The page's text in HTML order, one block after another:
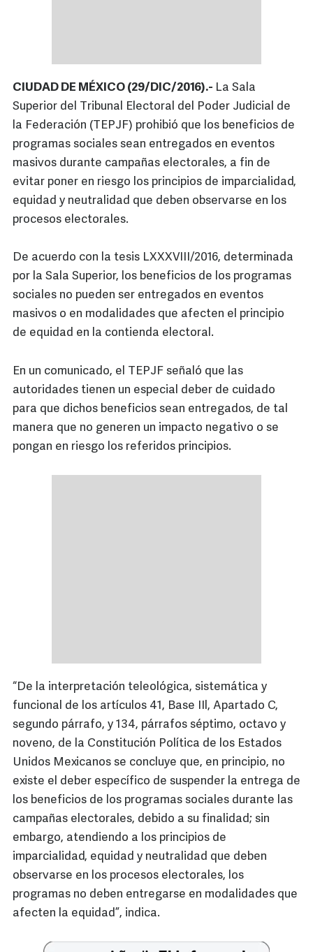
CIUDAD DE MÉXICO (29/DIC/2016).- La Sala
Superior del Tribunal Electoral del Poder Judicial de
la Federación (TEPJF) prohibió que los beneficios de
programas sociales sean entregados en eventos
masivos durante campañas electorales, a fin de
evitar poner en riesgo los principios de imparcialidad,
equidad y neutralidad que deben observarse en los
procesos electorales.
De acuerdo con la tesis LXXXVIII/2016, determinada
por la Sala Superior, los beneficios de los programas
sociales no pueden ser entregados en eventos
masivos o en modalidades que afecten el principio
de equidad en la contienda electoral.
En un comunicado, el TEPJF señaló que las
autoridades tienen un especial deber de cuidado
para que dichos beneficios sean entregados, de tal
manera que no generen un impacto negativo o se
pongan en riesgo los referidos principios.
“De la interpretación teleológica, sistemática y
funcional de los artículos 41, Base IIl, Apartado C,
segundo párrafo, y 134, párrafos séptimo, octavo y
noveno, de la Constitución Política de los Estados
Unidos Mexicanos se concluye que, en principio, no
existe el deber específico de suspender la entrega de
los beneficios de los programas sociales durante las
campañas electorales, debido a su finalidad; sin
embargo, atendiendo a los principios de
imparcialidad, equidad y neutralidad que deben
observarse en los procesos electorales, los
programas no deben entregarse en modalidades que
afecten la equidad”, indica.